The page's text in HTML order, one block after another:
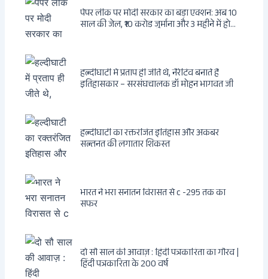
पेपर लीक पर मोदी सरकार का बड़ा एक्शन: अब 10
साल की जेल, ₹10 करोड़ जुर्माना और 3 महीने में होगा
हल्दीघाटी में प्रताप ही जीते थे, नैरेटिव बनाते हैं
इतिहासकार – सरसंघचालक डॉ मोहन भागवत जी
हल्दीघाटी का रक्तरंजित इतिहास और अकबर
सल्तनत की लगातार शिकस्त
भारत ने भरा सनातन विरासत से c -295 तक का
सफर
दो सौ साल की आवाज़ : हिंदी पत्रकारिता का गौरव |
हिंदी पत्रकारिता के 200 वर्ष